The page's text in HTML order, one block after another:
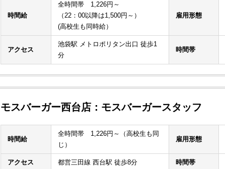
時間給
全時間帯 1,226円～
（22：00以降は1,500円～）
(高校生も同時給）
雇用形態
アクセス
池袋駅 メトロポリタン出口 徒歩1
分
時間帯
モスバーガー西台店：モスバーガースタッフ
時間給
全時間帯 1,226円～（高校生も同
じ）
雇用形態
アクセス 都営三田線 西台駅 徒歩8分 時間帯